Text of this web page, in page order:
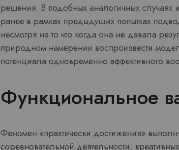
решения. В подобных аналогичных случаях
ранее в рамках предыдущих попытках
несмотря на то что когда она не давала
природном намерении воспроизвести
потенциала одновременно аффективного
Функциональное
Феномен «практически достижения»
соревновательной деятельности,